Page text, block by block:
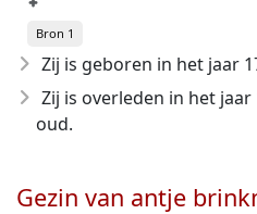
Bron 1
Zij is geboren in het jaar
Zij is overleden in het jaar
oud.
Gezin van antje